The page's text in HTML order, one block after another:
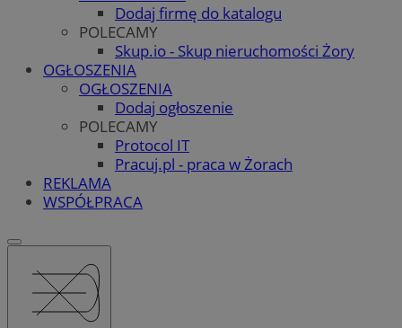
Dodaj firmę do katalogu
POLECAMY
Skup.io - Skup nieruchomości Żory
OGŁOSZENIA
OGŁOSZENIA
Dodaj ogłoszenie
POLECAMY
Protocol IT
Pracuj.pl - praca w Żorach
REKLAMA
WSPÓŁPRACA